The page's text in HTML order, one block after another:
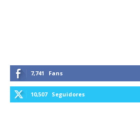
7,741 Fans
10,507 Seguidores